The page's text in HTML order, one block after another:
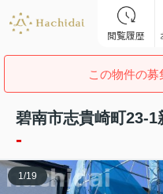
閲覧履歴
この物件の募
碧南市志貴崎町23-
-
1 /19